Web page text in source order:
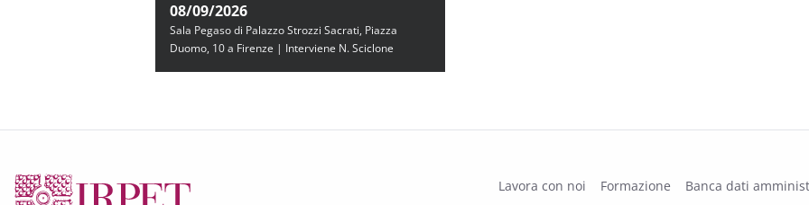
08/09/2026
Sala Pegaso di Palazzo Strozzi Sacrati, Piazza
Duomo, 10 a Firenze | Interviene N. Sciclone
Lavora con noi Formazione Banca dati